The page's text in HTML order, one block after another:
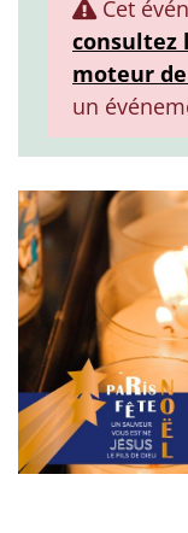
Cet
consultez
moteur
un